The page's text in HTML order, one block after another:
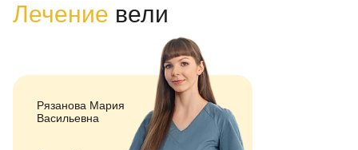
Лечение вели
Рязанова Мария
Васильевна